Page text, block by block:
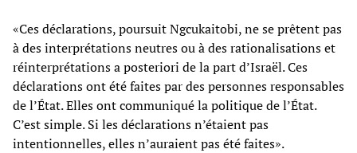
«Ces déclarations, poursuit Ngcukaitobi, ne se prêtent pas
à des interprétations neutres ou à des rationalisations et
réinterprétations a posteriori de la part d’Israël. Ces
déclarations ont été faites par des personnes responsables
de l’État. Elles ont communiqué la politique de l’État.
C’est simple. Si les déclarations n’étaient pas
intentionnelles, elles n’auraient pas été faites».